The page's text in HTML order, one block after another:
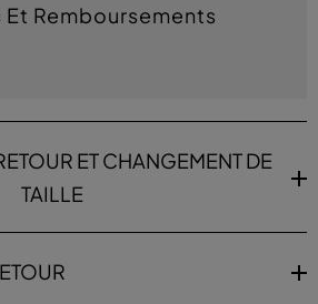
Et Remboursements
ET CHANGEMENT DE
TAILLE